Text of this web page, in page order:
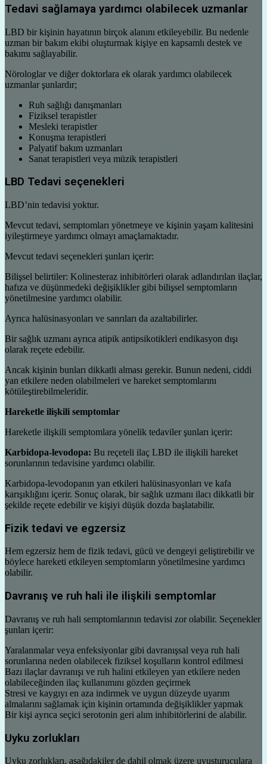
Tedavi sağlamaya yardımcı olabilecek uzmanlar
LBD bir kişinin hayatının birçok alanını etkileyebilir. Bu nedenle
uzman bir bakım ekibi oluşturmak kişiye en kapsamlı destek ve
bakımı sağlayabilir.
Nörologlar ve diğer doktorlara ek olarak yardımcı olabilecek
uzmanlar şunlardır;
Ruh sağlığı danışmanları
Fiziksel terapistler
Mesleki terapistler
Konuşma terapistleri
Palyatif bakım uzmanları
Sanat terapistleri veya müzik terapistleri
LBD Tedavi seçenekleri
LBD’nin tedavisi yoktur.
Mevcut tedavi, semptomları yönetmeye ve kişinin yaşam kalitesini
iyileştirmeye yardımcı olmayı amaçlamaktadır.
Mevcut tedavi seçenekleri şunları içerir:
Bilişsel belirtiler: Kolinesteraz inhibitörleri olarak adlandırılan ilaçlar,
hafıza ve düşünmedeki değişiklikler gibi bilişsel semptomların
yönetilmesine yardımcı olabilir.
Ayrıca halüsinasyonları ve sanrıları da azaltabilirler.
Bir sağlık uzmanı ayrıca atipik antipsikotikleri endikasyon dışı
olarak reçete edebilir.
Ancak kişinin bunları dikkatli alması gerekir. Bunun nedeni, ciddi
yan etkilere neden olabilmeleri ve hareket semptomlarını
kötüleştirebilmeleridir.
Hareketle ilişkili semptomlar
Hareketle ilişkili semptomlara yönelik tedaviler şunları içerir:
Karbidopa-levodopa: Bu reçeteli ilaç LBD ile ilişkili hareket
sorunlarının tedavisine yardımcı olabilir.
Karbidopa-levodopanın yan etkileri halüsinasyonları ve kafa
karışıklığını içerir. Sonuç olarak, bir sağlık uzmanı ilacı dikkatli bir
şekilde reçete edebilir ve kişiyi düşük dozda başlatabilir.
Fizik tedavi ve egzersiz
Hem egzersiz hem de fizik tedavi, gücü ve dengeyi geliştirebilir ve
böylece hareketi etkileyen semptomların yönetilmesine yardımcı
olabilir.
Davranış ve ruh hali ile ilişkili semptomlar
Davranış ve ruh hali semptomlarının tedavisi zor olabilir. Seçenekler
şunları içerir:
Yaralanmalar veya enfeksiyonlar gibi davranışsal veya ruh hali
sorunlarına neden olabilecek fiziksel koşulların kontrol edilmesi
Bazı ilaçlar davranışı ve ruh halini etkileyen yan etkilere neden
olabileceğinden ilaç kullanımını gözden geçirmek
Stresi ve kaygıyı en aza indirmek ve uygun düzeyde uyarım
almalarını sağlamak için kişinin ortamında değişiklikler yapmak
Bir kişi ayrıca seçici serotonin geri alım inhibitörlerini de alabilir.
Uyku zorlukları
Uyku zorlukları, aşağıdakiler de dahil olmak üzere uyuşturuculara